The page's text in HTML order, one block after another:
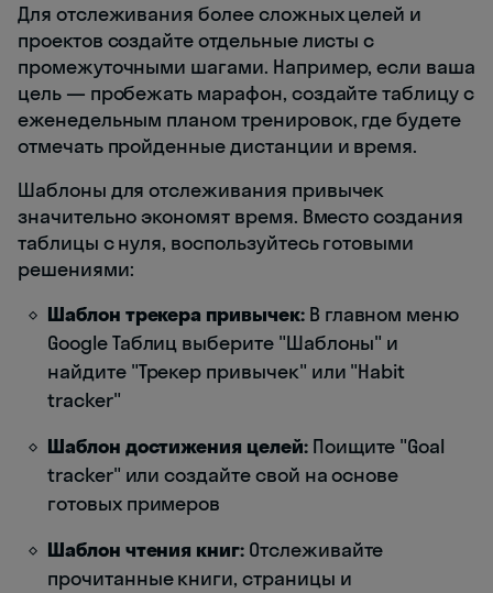
Для отслеживания более сложных целей и
проектов создайте отдельные листы с
промежуточными шагами. Например, если ваша
цель — пробежать марафон, создайте таблицу с
еженедельным планом тренировок, где будете
отмечать пройденные дистанции и время.
Шаблоны для отслеживания привычек
значительно экономят время. Вместо создания
таблицы с нуля, воспользуйтесь готовыми
решениями:
Шаблон трекера привычек:В главном меню
Google Таблиц выберите "Шаблоны" и
найдите "Трекер привычек" или "Habit
tracker"
Шаблон достижения целей:Поищите "Goal
tracker" или создайте свой на основе
готовых примеров
Шаблон чтения книг: Отслеживайте
прочитанные книги, страницы и